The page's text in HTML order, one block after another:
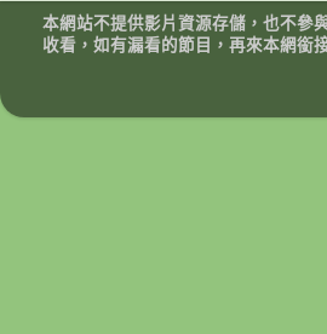
本網站不提供影片資源存儲，也不參
收看，如有漏看的節目，再來本網銜